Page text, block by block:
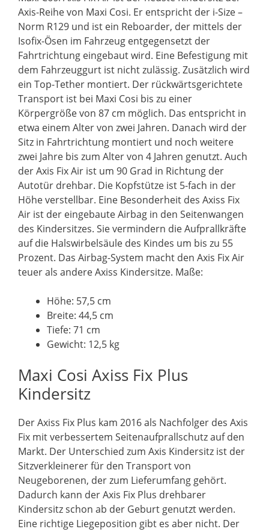
Axis-Reihe von Maxi Cosi. Er entspricht der i-Size –
Norm R129 und ist ein Reboarder, der mittels der
Isofix-Ösen im Fahrzeug entgegensetzt der
Fahrtrichtung eingebaut wird. Eine Befestigung mit
dem Fahrzeuggurt ist nicht zulässig. Zusätzlich wird
ein Top-Tether montiert. Der rückwärtsgerichtete
Transport ist bei Maxi Cosi bis zu einer
Körpergröße von 87 cm möglich. Das entspricht in
etwa einem Alter von zwei Jahren. Danach wird der
Sitz in Fahrtrichtung montiert und noch weitere
zwei Jahre bis zum Alter von 4 Jahren genutzt. Auch
der Axis Fix Air ist um 90 Grad in Richtung der
Autotür drehbar. Die Kopfstütze ist 5-fach in der
Höhe verstellbar. Eine Besonderheit des Axiss Fix
Air ist der eingebaute Airbag in den Seitenwangen
des Kindersitzes. Sie vermindern die Aufprallkräfte
auf die Halswirbelsäule des Kindes um bis zu 55
Prozent. Das Airbag-System macht den Axis Fix Air
teuer als andere Axiss Kindersitze. Maße:
Höhe: 57,5 cm
Breite: 44,5 cm
Tiefe: 71 cm
Gewicht: 12,5 kg
Maxi Cosi Axiss Fix Plus
Kindersitz
Der Axiss Fix Plus kam 2016 als Nachfolger des Axis
Fix mit verbessertem Seitenaufprallschutz auf den
Markt. Der Unterschied zum Axis Kindersitz ist der
Sitzverkleinerer für den Transport von
Neugeborenen, der zum Lieferumfang gehört.
Dadurch kann der Axis Fix Plus drehbarer
Kindersitz schon ab der Geburt genutzt werden.
Eine richtige Liegeposition gibt es aber nicht. Der